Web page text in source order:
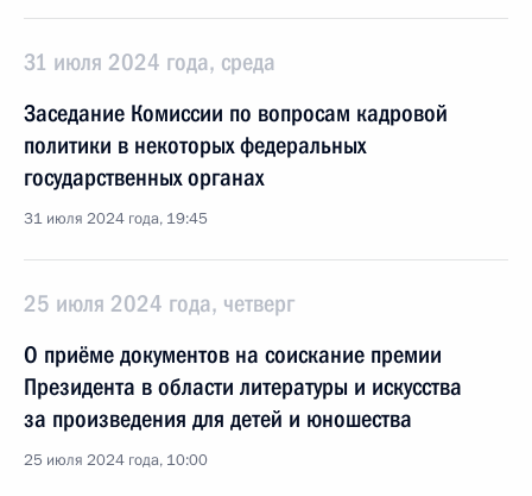
31 июля 2024 года, среда
Заседание Комиссии по вопросам кадровой
политики в некоторых федеральных
государственных органах
31 июля 2024 года, 19:45
25 июля 2024 года, четверг
О приёме документов на соискание премии
Президента в области литературы и искусства
за произведения для детей и юношества
25 июля 2024 года, 10:00